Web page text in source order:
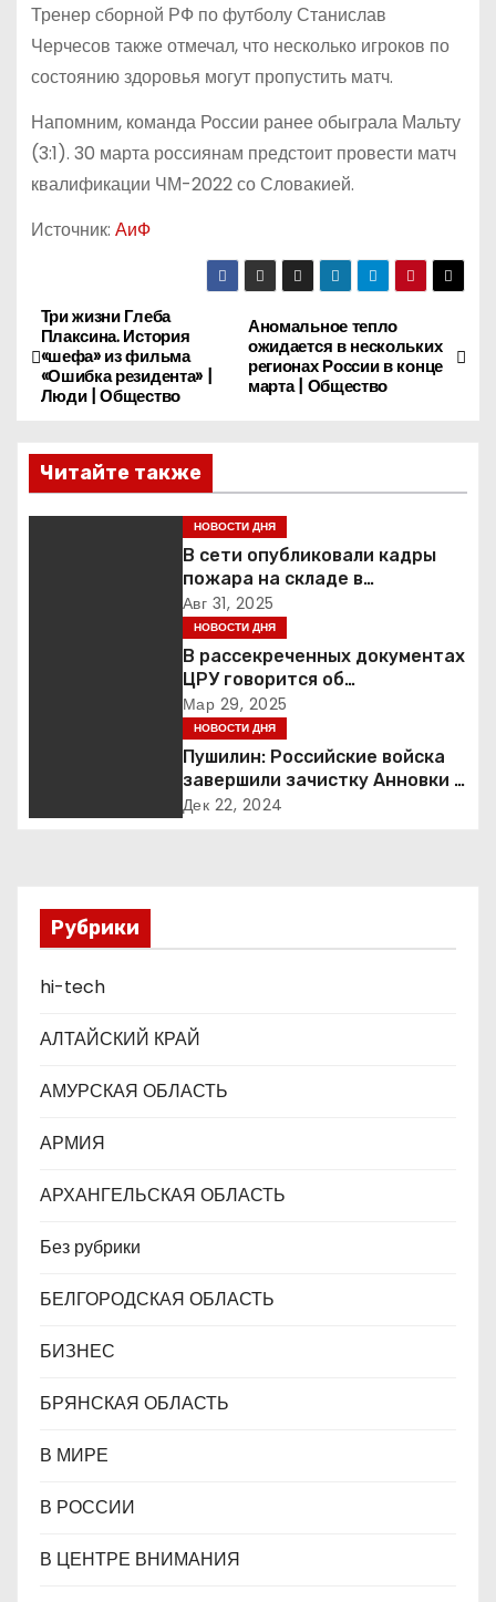
Тренер сборной РФ по футболу Станислав
Черчесов также отмечал, что несколько игроков по
состоянию здоровья могут пропустить матч.
Напомним, команда России ранее обыграла Мальту
(3:1). 30 марта россиянам предстоит провести матч
квалификации ЧМ-2022 со Словакией.
Источник: АиФ
Н
а
и
г
и
с
я
Аномальное тепло
ожидается в нескольких
регионах России в конце
марта | Общество
Три жизни Глеба
Плаксина. История
«шефа» из фильма
«Ошибка резидента» |
Люди | Общество
Читайте также
НОВОСТИ ДНЯ
В сети опубликовали кадры
пожара на складе в
подмосковной Балашихе
Авг 31, 2025
НОВОСТИ ДНЯ
В рассекреченных документах
ЦРУ говорится об
«обнаружении» Ковчега
Завета
Мар 29, 2025
НОВОСТИ ДНЯ
Пушилин: Российские войска
завершили зачистку Анновки в
ДНР
Дек 22, 2024
Рубрики
hi-tech
АЛТАЙСКИЙ КРАЙ
АМУРСКАЯ ОБЛАСТЬ
АРМИЯ
АРХАНГЕЛЬСКАЯ ОБЛАСТЬ
Без рубрики
БЕЛГОРОДСКАЯ ОБЛАСТЬ
БИЗНЕС
БРЯНСКАЯ ОБЛАСТЬ
В МИРЕ
В РОССИИ
В ЦЕНТРЕ ВНИМАНИЯ